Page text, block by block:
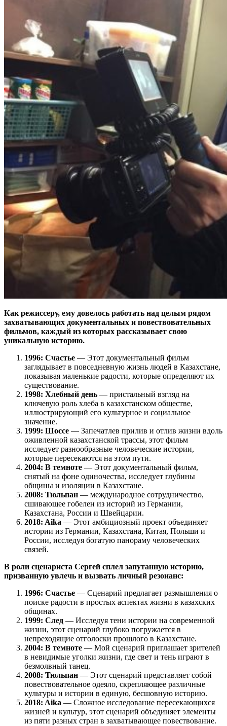
Как режиссеру, ему довелось работать над целым рядом
захватывающих документальных и повествовательных
фильмов, каждый из которых рассказывает свою
уникальную историю.
1996: Счастье — Этот документальный фильм
заглядывает в повседневную жизнь людей в Казахстане,
показывая маленькие радости, которые определяют их
существование.
1998: Хлебный день — пристальный взгляд на
ключевую роль хлеба в казахстанском обществе,
иллюстрирующий его культурное и социальное
значение.
1999: Шоссе — Запечатлев прилив и отлив жизни вдоль
оживленной казахстанской трассы, этот фильм
исследует разнообразные человеческие истории,
которые пересекаются на этом пути.
2004: В темноте — Этот документальный фильм,
снятый на фоне одиночества, исследует глубины
общины и изоляции в Казахстане.
2008: Тюльпан — международное сотрудничество,
сшивающее гобелен из историй из Германии,
Казахстана, России и Швейцарии.
2018: Aika — Этот амбициозный проект объединяет
истории из Германии, Казахстана, Китая, Польши и
России, исследуя богатую панораму человеческих
связей.
В роли сценариста Сергей сплел запутанную историю,
призванную увлечь и вызвать личный резонанс:
1996: Счастье — Сценарий предлагает размышления о
поиске радости в простых аспектах жизни в казахских
общинах.
1999: След — Исследуя тени истории на современной
жизни, этот сценарий глубоко погружается в
непреходящие отголоски прошлого в Казахстане.
2004: В темноте — Мой сценарий приглашает зрителей
в невидимые уголки жизни, где свет и тень играют в
безмолвный танец.
2008: Тюльпан — Этот сценарий представляет собой
повествовательное одеяло, скрепляющее различные
культуры и истории в единую, бесшовную историю.
2018: Aika — Сложное исследование пересекающихся
жизней и культур, этот сценарий объединяет элементы
из пяти разных стран в захватывающее повествование.